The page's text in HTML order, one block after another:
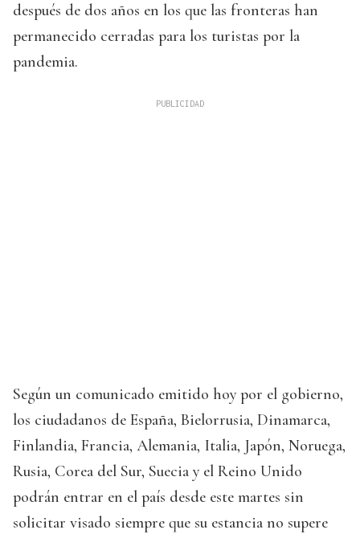
después de dos años en los que las fronteras han
permanecido cerradas para los turistas por la
pandemia.
Según un comunicado emitido hoy por el gobierno,
los ciudadanos de España, Bielorrusia, Dinamarca,
Finlandia, Francia, Alemania, Italia, Japón, Noruega,
Rusia, Corea del Sur, Suecia y el Reino Unido
podrán entrar en el país desde este martes sin
solicitar visado siempre que su estancia no supere